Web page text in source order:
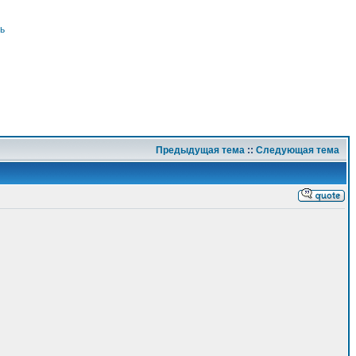
Предыдущая тема :: Следующая тема